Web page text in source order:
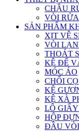
CHẬU
VÒI
SẢN PHẨM
XỊT VỆ
VÒI
THOÁT
KỆ ĐỂ
MÓC ÁO
CHỔI CỌ
KỆ
KỆ XÀ
LÔ
HỘP
ĐẦU